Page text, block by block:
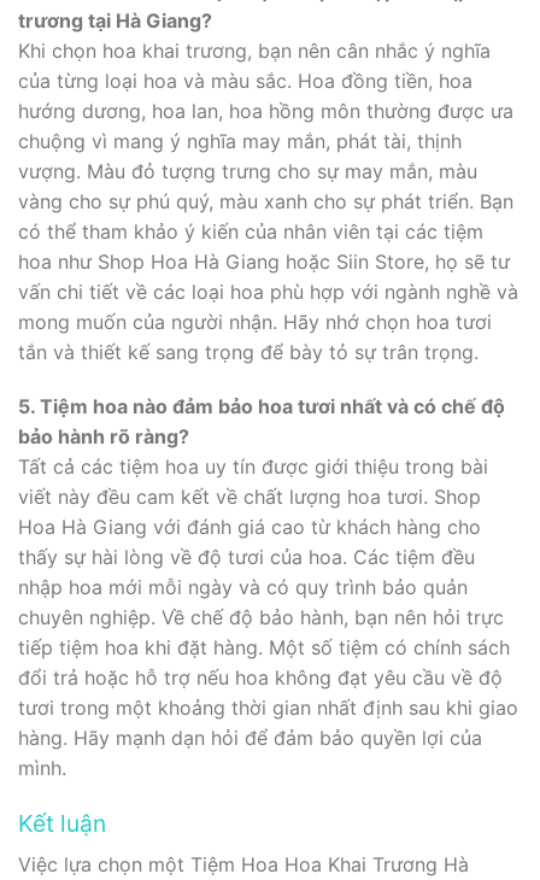
trương tại Hà Giang?
Khi chọn hoa khai trương, bạn nên cân nhắc ý nghĩa
của từng loại hoa và màu sắc. Hoa đồng tiền, hoa
hướng dương, hoa lan, hoa hồng môn thường được ưa
chuộng vì mang ý nghĩa may mắn, phát tài, thịnh
vượng. Màu đỏ tượng trưng cho sự may mắn, màu
vàng cho sự phú quý, màu xanh cho sự phát triển. Bạn
có thể tham khảo ý kiến của nhân viên tại các tiệm
hoa như Shop Hoa Hà Giang hoặc Siin Store, họ sẽ tư
vấn chi tiết về các loại hoa phù hợp với ngành nghề và
mong muốn của người nhận. Hãy nhớ chọn hoa tươi
tắn và thiết kế sang trọng để bày tỏ sự trân trọng.
5. Tiệm hoa nào đảm bảo hoa tươi nhất và có chế độ
bảo hành rõ ràng?
Tất cả các tiệm hoa uy tín được giới thiệu trong bài
viết này đều cam kết về chất lượng hoa tươi. Shop
Hoa Hà Giang với đánh giá cao từ khách hàng cho
thấy sự hài lòng về độ tươi của hoa. Các tiệm đều
nhập hoa mới mỗi ngày và có quy trình bảo quản
chuyên nghiệp. Về chế độ bảo hành, bạn nên hỏi trực
tiếp tiệm hoa khi đặt hàng. Một số tiệm có chính sách
đổi trả hoặc hỗ trợ nếu hoa không đạt yêu cầu về độ
tươi trong một khoảng thời gian nhất định sau khi giao
hàng. Hãy mạnh dạn hỏi để đảm bảo quyền lợi của
mình.
Kết luận
Việc lựa chọn một Tiệm Hoa Hoa Khai Trương Hà